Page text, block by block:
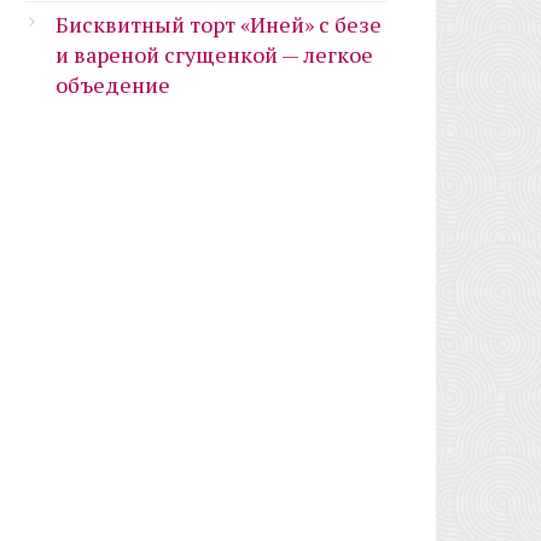
Бисквитный торт «Иней» с безе
и вареной сгущенкой — легкое
объедение